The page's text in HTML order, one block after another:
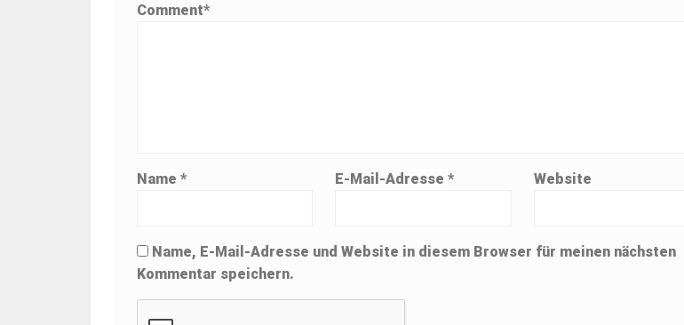
Comment*
Name * E-Mail-Adresse* Website
Name, E-Mail-Adresse und Website in diesem Browser für meinen nächsten
Kommentar speichern.